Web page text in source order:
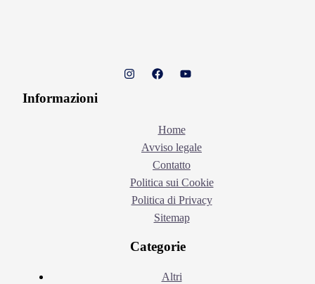
Informazioni
Home
Avviso legale
Contatto
Politica sui Cookie
Politica di Privacy
Sitemap
Categorie
Altri